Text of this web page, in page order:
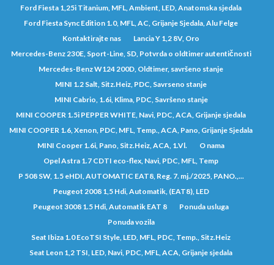
Ford Fiesta 1,25i Titanium, MFL, Ambient, LED, Anatomska sjedala
Ford Fiesta Sync Edition 1.0, MFL, AC, Grijanje Sjedala, Alu Felge
Kontaktirajte nas
Lancia Y 1,2 8V, Oro
Mercedes-Benz 230E, Sport-Line, SD, Potvrda o oldtimer autentičnosti
Mercedes-Benz W124 200D, Oldtimer, savršeno stanje
MINI 1.2 Salt, Sitz.Heiz, PDC, Savrseno stanje
MINI Cabrio, 1.6i, Klima, PDC, Savršeno stanje
MINI COOPER 1.5i PEPPER WHITE, Navi, PDC, ACA, Grijanje sjedala
MINI COOPER 1.6, Xenon, PDC, MFL, Temp., ACA, Pano, Grijanje Sjedala
MINI Cooper 1.6i, Pano, Sitz.Heiz, ACA, 1.Vl.
O nama
Opel Astra 1.7 CDTI eco-flex, Navi, PDC, MFL, Temp
P 508 SW, 1.5 eHDI, AUTOMATIC EAT8, Reg. 7. mj./2025, PANO.,...
Peugeot 2008 1,5 Hdi, Automatik, (EAT8), LED
Peugeot 3008 1.5 Hdi, Automatik EAT 8
Ponuda usluga
Ponuda vozila
Seat Ibiza 1.0 EcoTSI Style, LED, MFL, PDC, Temp., Sitz.Heiz
Seat Leon 1,2 TSI, LED, Navi, PDC, MFL, ACA, Grijanje sjedala